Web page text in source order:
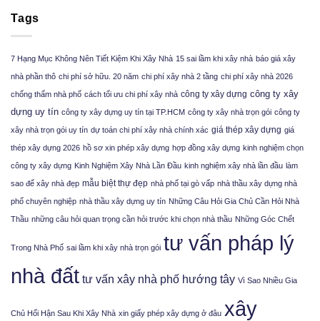
Tags
7 Hạng Mục Không Nên Tiết Kiệm Khi Xây Nhà 15 sai lầm khi xây nhà báo giá xây
nhà phần thô chi phí sở hữu. 20 năm chi phí xây nhà 2 tầng chi phí xây nhà 2026
chống thấm nhà phố cách tối ưu chi phí xây nhà công ty xây dựng công ty xây
dựng uy tín công ty xây dựng uy tín tại TP.HCM công ty xây nhà trọn gói công ty
xây nhà trọn gói uy tín dự toán chi phí xây nhà chính xác giá thép xây dựng giá
thép xây dựng 2026 hồ sơ xin phép xây dựng hợp đồng xây dựng kinh nghiệm chọn
công ty xây dựng Kinh Nghiệm Xây Nhà Lần Đầu kinh nghiệm xây nhà lần đầu làm
sao để xây nhà đẹp mẫu biệt thự đẹp nhà phố tại gò vấp nhà thầu xây dựng nhà
phố chuyên nghiệp nhà thầu xây dựng uy tín Những Câu Hỏi Gia Chủ Cần Hỏi Nhà
Thầu những câu hỏi quan trọng cần hỏi trước khi chọn nhà thầu Những Góc Chết
Trong Nhà Phố sai lầm khi xây nhà trọn gói tư vấn pháp lý
nhà đất tư vấn xây nhà phố hướng tây Vì Sao Nhiều Gia
Chủ Hối Hận Sau Khi Xây Nhà xin giấy phép xây dựng ở đâu xây